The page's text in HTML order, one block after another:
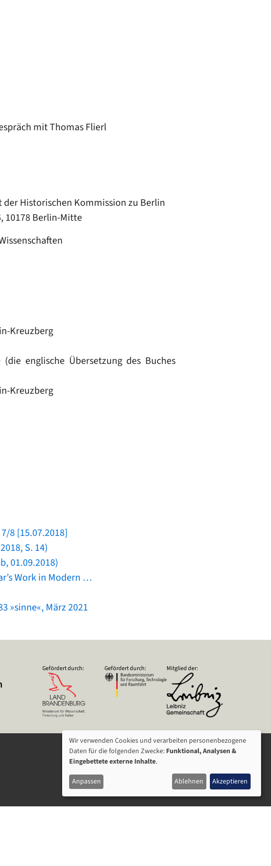
mit Thomas Flierl
Historischen Kommission zu Berlin
10178 Berlin-Mitte
Kreuzberg
englische Übersetzung des Buches
Kreuzberg
8 [15.07.2018]
S. 14)
01.09.2018)
Work in Modern …
»sinne«, März 2021
Gefördert durch: Gefördert durch: Mitglied der:
VERWENDUNG
VON
PERSONENBEZOGENEN
DATEN
Wir verwenden Cookies und verarbeiten personenbezogene
Daten für die folgenden Zwecke: Funktional, Analysen &
Eingebettete externe Inhalte.
Anpassen Ablehnen Akzeptieren